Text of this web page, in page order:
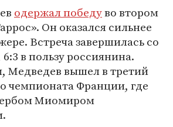
одержал победуво втором
Он оказался сильнее
Встреча завершилась со
в пользу россиянина.
Медведев вышел в третий
чемпионата Франции, где
Миомиром